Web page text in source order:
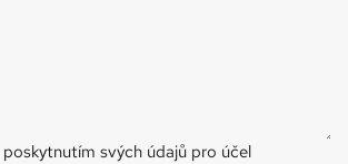
poskytnutím svých údajů pro účel